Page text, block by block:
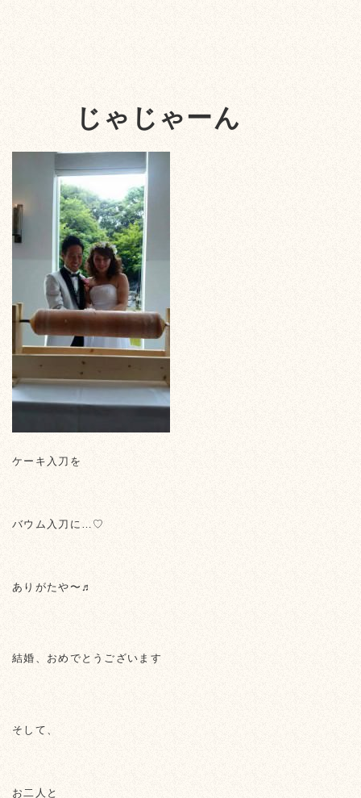
じゃじゃーん
ケーキ入刀を
バウム入刀に…♡
ありがたや〜♬
結婚、おめでとうございます
そして、
お二人と